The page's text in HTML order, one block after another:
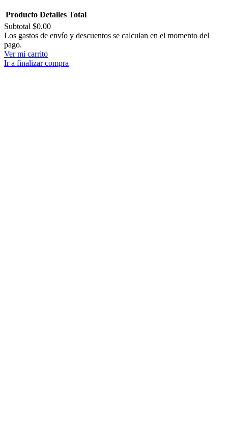
Productos
del
carrito
Producto Detalles Total
Subtotal $0.00
Los gastos de envío y descuentos se calculan en el momento del
pago.
Ver mi carrito
Ir a finalizar compra